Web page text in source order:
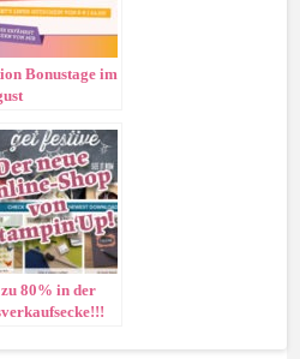
Bonustage im
80% in der